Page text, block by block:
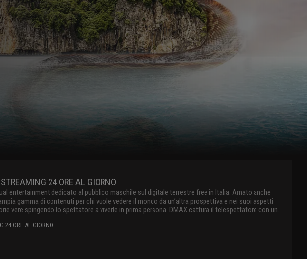
24 ORE AL GIORNO
entertainment dedicato al pubblico maschile sul digitale terrestre free in Italia. Amato anche
gamma di contenuti per chi vuole vedere il mondo da un’altra prospettiva e nei suoi aspetti
vere spingendo lo spettatore a viverle in prima persona. DMAX cattura il telespettatore con un
locali dedicate a survival, avventura, lavori estremi, mistero, paranormale e natura
24 ORE AL GIORNO